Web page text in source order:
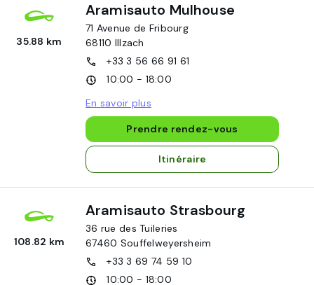
35.88 km
Aramisauto Mulhouse
71 Avenue de Fribourg
68110 Illzach
+33 3 56 66 91 61
10:00 - 18:00
En savoir plus
Prendre rendez-vous
Itinéraire
108.82 km
Aramisauto Strasbourg
36 rue des Tuileries
67460 Souffelweyersheim
+33 3 69 74 59 10
10:00 - 18:00